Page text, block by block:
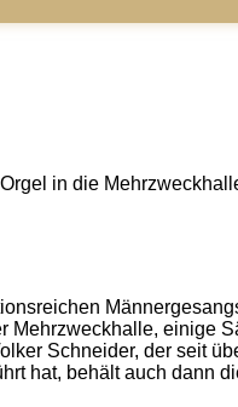
in die
Mehrzweckhalle, einige
Schneider, der seit
hat, behält auch dann